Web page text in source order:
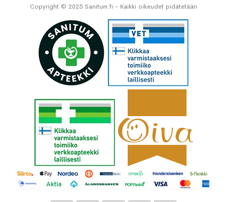
Copyright © 2025 Sanitum.fi - Kaikki oikeudet pidätetään